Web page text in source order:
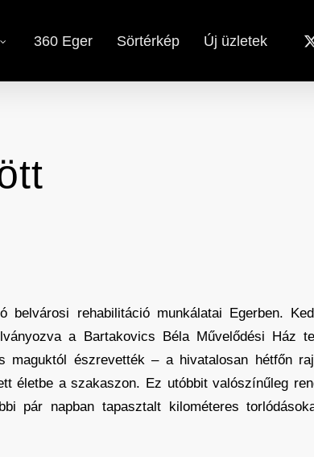
360 Eger Sörtérkép Új üzletek
x-
rehabilitáció munkálatai Egerben.
a Bartakovics Béla Művelődési Ház
maguktól észrevették – a hivatalosan hétfőn
életbe a szakaszon. Ez utóbbit valószínűleg
pár napban tapasztalt kilométeres